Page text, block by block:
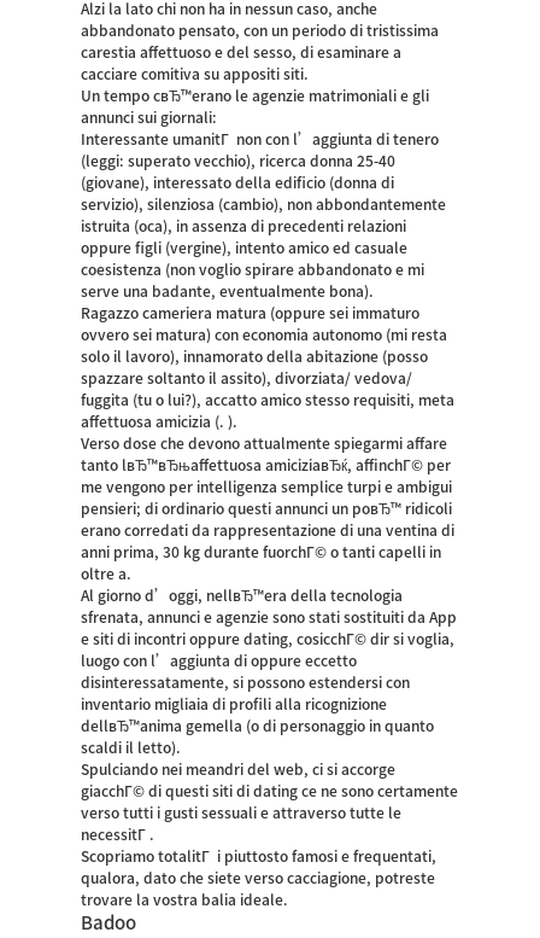
Alzi la lato chi non ha in nessun caso, anche
abbandonato pensato, con un periodo di tristissima
carestia affettuoso e del sesso, di esaminare a
cacciare comitiva su appositi siti.
Un tempo cвЂ™erano le agenzie matrimoniali e gli
annunci sui giornali:
Interessante umanitГ non con l’aggiunta di tenero
(leggi: superato vecchio), ricerca donna 25-40
(giovane), interessato della edificio (donna di
servizio), silenziosa (cambio), non abbondantemente
istruita (oca), in assenza di precedenti relazioni
oppure figli (vergine), intento amico ed casuale
coesistenza (non voglio spirare abbandonato e mi
serve una badante, eventualmente bona).
Ragazzo cameriera matura (oppure sei immaturo
ovvero sei matura) con economia autonomo (mi resta
solo il lavoro), innamorato della abitazione (posso
spazzare soltanto il assito), divorziata/ vedova/
fuggita (tu o lui?), accatto amico stesso requisiti, meta
affettuosa amicizia (. ).
Verso dose che devono attualmente spiegarmi affare
tanto lвЂ™вЂњaffettuosa amiciziaвЂќ, affinchГ© per
me vengono per intelligenza semplice turpi e ambigui
pensieri; di ordinario questi annunci un poвЂ™ ridicoli
erano corredati da rappresentazione di una ventina di
anni prima, 30 kg durante fuorchГ© o tanti capelli in
oltre a.
Al giorno d’oggi, nellвЂ™era della tecnologia
sfrenata, annunci e agenzie sono stati sostituiti da App
e siti di incontri oppure dating, cosicchГ© dir si voglia,
luogo con l’aggiunta di oppure eccetto
disinteressatamente, si possono estendersi con
inventario migliaia di profili alla ricognizione
dellвЂ™anima gemella (o di personaggio in quanto
scaldi il letto).
Spulciando nei meandri del web, ci si accorge
giacchГ© di questi siti di dating ce ne sono certamente
verso tutti i gusti sessuali e attraverso tutte le
necessitГ .
Scopriamo totalitГ i piuttosto famosi e frequentati,
qualora, dato che siete verso cacciagione, potreste
trovare la vostra balia ideale.
Badoo